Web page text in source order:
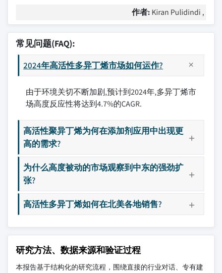
作者: Kiran Pulidindi ,
常见问题(FAQ):
2024年高活性多异丁烯市场如何运作?
由于环境关切不断加剧,预计到2024年,多异丁烯市
场高度反应性将达到4.7%的CAGR.
高活性聚异丁烯为何在添加剂应用中出现更
高的需求?
为什么高度被动的市场观察到中东的强劲扩
张?
高活性多异丁烯如何在北美各地销售?
研究方法、数据来源和验证过程
本报告基于结构化的研究流程，围绕直接的行业对话、专有建